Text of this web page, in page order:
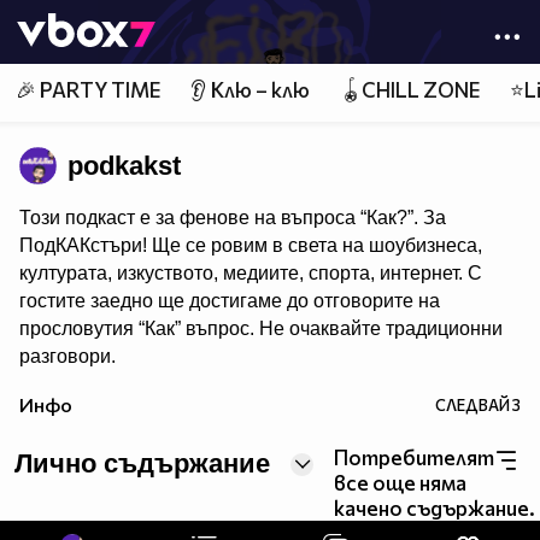
👾
🎉 PARTY TIME 👂 Клю – клю 🪀CHILL ZONE
podkakst
Този подкаст е за фенове на въпроса “Как?”. За
ПодКАКстъри! Ще се ровим в света на шоубизнеса,
културата, изкуството, медиите, спорта, интернет. С
гостите заедно ще достигаме до отговорите на
прословутия “Как” въпрос. Не очаквайте традиционни
разговори.
подкаста, но ще оставя свои собствени следи.
Гледайте всяка сряда в NovaPlay и Vbox7
Гледайте всеки петък в YouTube: Ei Bo
www.youtube.com/EiBoVideos
Инфо СЛЕДВАЙ3
Лично съдържание
Потребителят
все още няма
качено съдържание.